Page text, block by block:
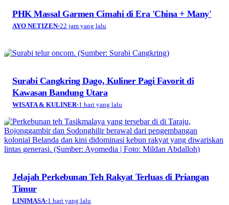
PHK Massal Garmen Cimahi di Era 'China + Many'
AYO NETIZEN·22 jam yang lalu
Surabi Cangkring Dago, Kuliner Pagi Favorit di
Kawasan Bandung Utara
WISATA & KULINER·1 hari yang lalu
Jelajah Perkebunan Teh Rakyat Terluas di Priangan
Timur
LINIMASA·1 hari yang lalu